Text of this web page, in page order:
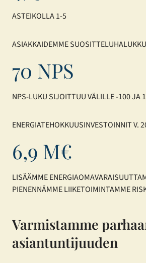
ASTEIKOLLA 1-5
ASIAKKAIDEMME
70 NPS
NPS-LUKU SIJOITTUU VÄLILLE -100 JA
ENERGIATEHOKKUUSINVESTOINNIT V.
6,9 M€
LISÄÄMME
PIENENNÄMME LIIKETOIMINTAMME
Varmistamme
asiantuntijuuden